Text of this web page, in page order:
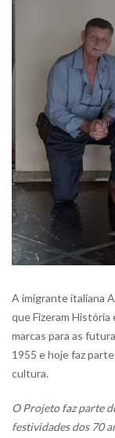
A imigrante italiana
que Fizeram
marcas para as
1955 e hoje faz
cultura.
O Projeto faz parte
festividades dos 70